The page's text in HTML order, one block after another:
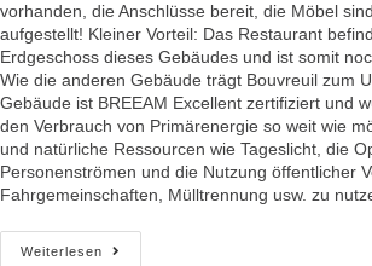
vorhanden, die Anschlüsse bereit, die Möbel
aufgestellt! Kleiner Vorteil: Das Restaurant
Erdgeschoss dieses Gebäudes und ist somit
Wie die anderen Gebäude trägt Bouvreuil zum
Gebäude ist BREEAM Excellent zertifiziert und
den Verbrauch von Primärenergie so weit wie
und natürliche Ressourcen wie Tageslicht, die
Personenströmen und die Nutzung öffentlicher
Fahrgemeinschaften, Mülltrennung usw. zu
Weiterlesen